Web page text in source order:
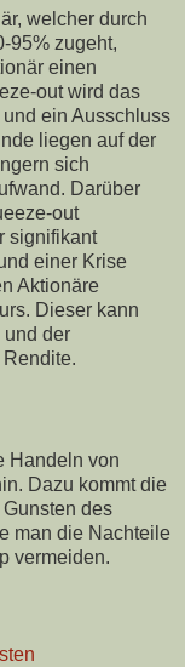
welcher durch
95% zugeht,
einen
out wird das
ein Ausschluss
liegen auf der
sich
Darüber
out
signifikant
einer Krise
Aktionäre
Dieser kann
und der
Handeln von
Dazu kommt die
des
man die Nachteile
vermeiden.